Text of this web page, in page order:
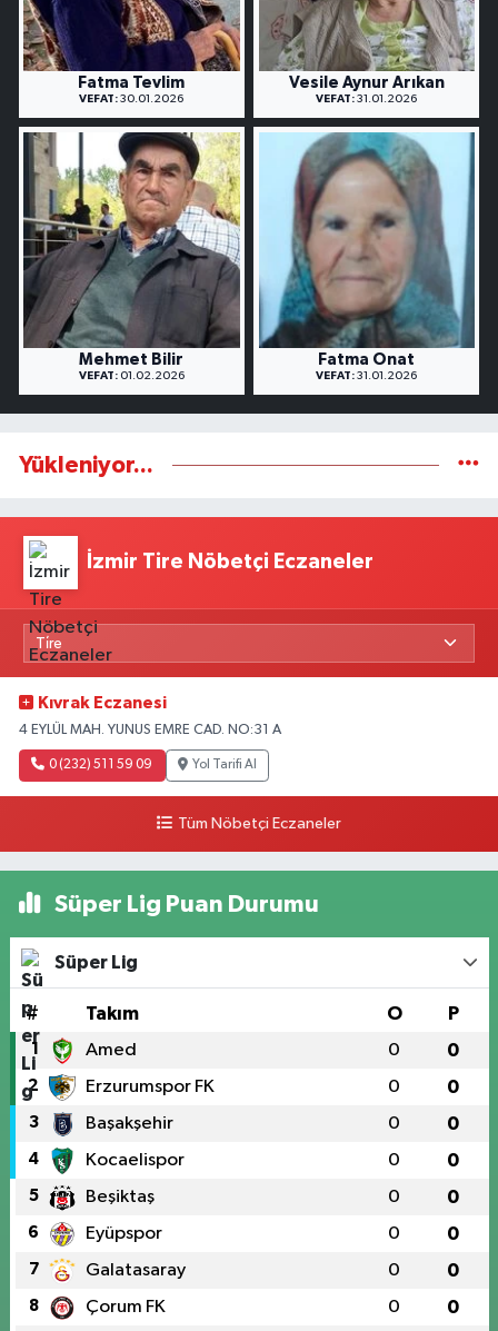
Fatma Tevlim
VEFAT: 30.01.2026
Vesile Aynur Arıkan
VEFAT: 31.01.2026
Mehmet Bilir
VEFAT:01.02.2026
Fatma Onat
VEFAT: 31.01.2026
Yükleniyor...
İzmir Tire Nöbetçi Eczaneler
Kıvrak Eczanesi
4 EYLÜL MAH. YUNUS EMRE CAD. NO:31 A
0 (232) 511 59 09 Yol Tarifi Al
Tüm Nöbetçi Eczaneler
Süper Lig Puan Durumu
Süper Lig
# Takım O P
1 Amed 0 0
2 Erzurumspor FK 0 0
3 Başakşehir 0 0
4 Kocaelispor 0 0
5 Beşiktaş 0 0
6 Eyüpspor 0 0
7 Galatasaray 0 0
8 Çorum FK 0 0